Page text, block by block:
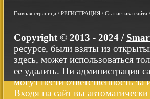
Главная страница / РЕГИСТРАЦИЯ / Статистика сайта /
Copyright © 2013 - 2024 /
ресурсе, были взяты из
здесь, может использоваться
ее удалить. Ни администрация
могут нести ответственность
Входя на сайт вы